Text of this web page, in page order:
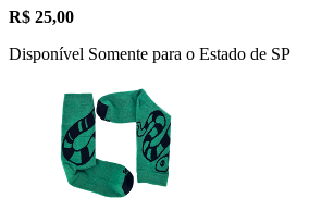
R$ 25,00
Disponível Somente para o Estado de SP